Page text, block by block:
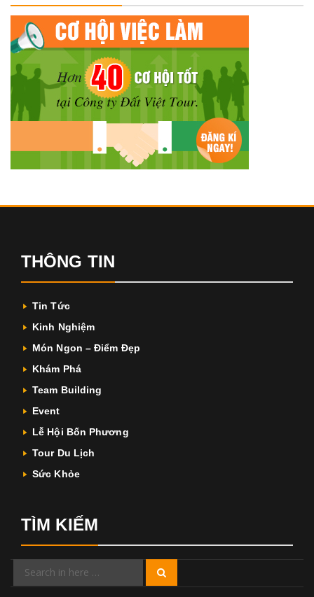
THÔNG TIN
Tin Tức
Kinh Nghiệm
Món Ngon – Điểm Đẹp
Khám Phá
Team Building
Event
Lễ Hội Bốn Phương
Tour Du Lịch
Sức Khỏe
TÌM KIẾM
Search